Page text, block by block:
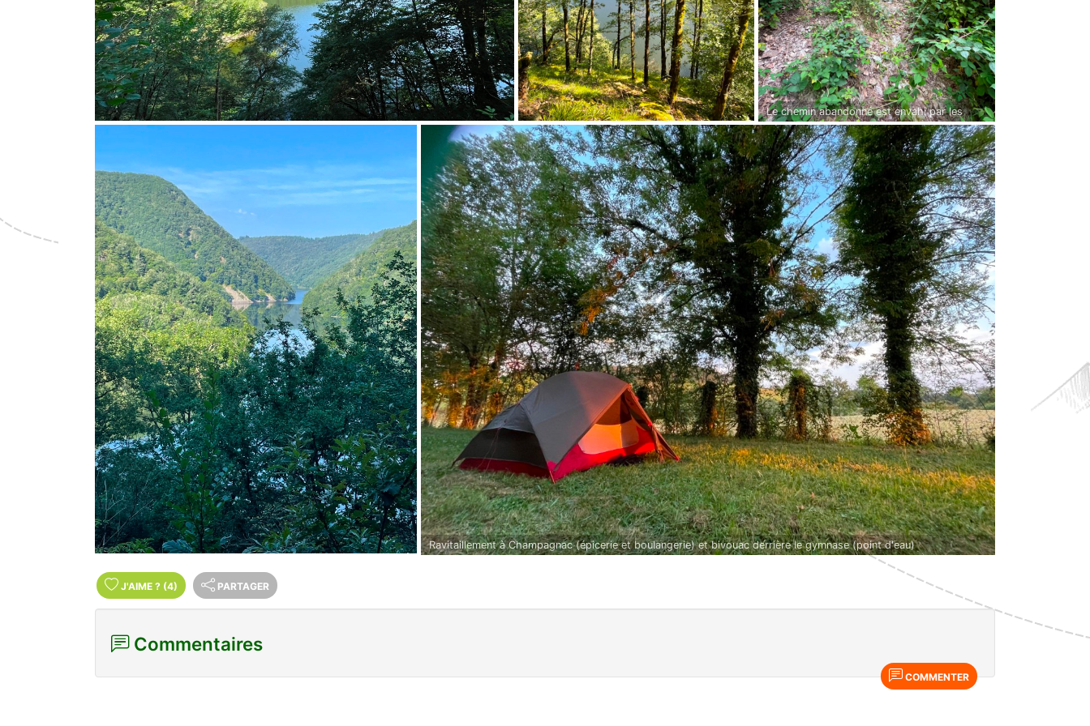
Le chemin abandonné est envahi par les
ronces : overdose de mûres !
Ravitaillement à Champagnac (épicerie et boulangerie) et bivouac derrière le gymnase (point d'eau)
J'AIME ? (4) PARTAGER
Commentaires
COMMENTER